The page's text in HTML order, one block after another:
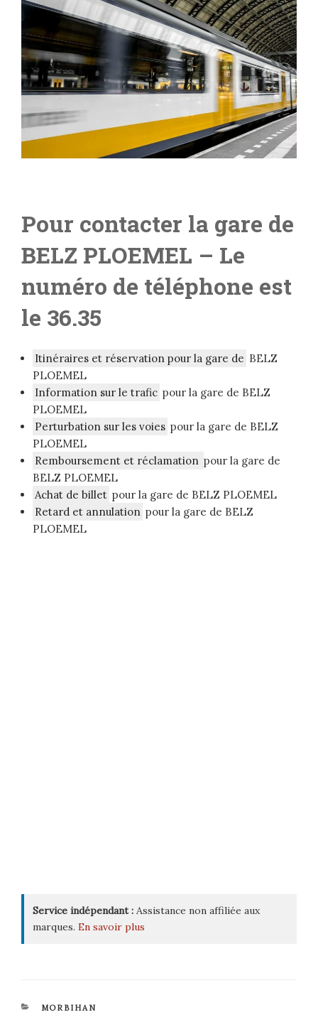
Pour contacter la gare de
BELZ PLOEMEL – Le
numéro de téléphone est
le 36.35
Itinéraires et réservation pour la gare de BELZ
PLOEMEL
Information sur le trafic pour la gare de BELZ
PLOEMEL
Perturbation sur les voies pour la gare de BELZ
PLOEMEL
Remboursement et réclamation pour la gare de
BELZ PLOEMEL
Achat de billet pour la gare de BELZ PLOEMEL
Retard et annulation pour la gare de BELZ
PLOEMEL
Service indépendant : Assistance non affiliée aux
marques. En savoir plus
CATÉGORIES
MORBIHAN